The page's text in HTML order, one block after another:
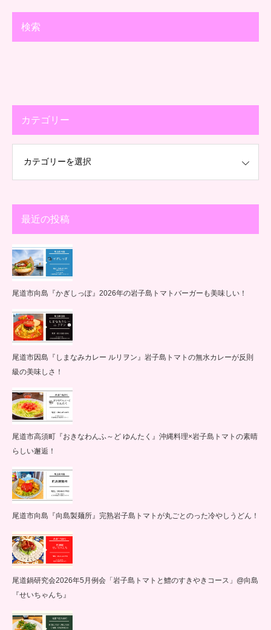
検索
カテゴリー
最近の投稿
尾道市向島『かぎしっぽ』2026年の岩子島トマトバーガーも美味しい！
尾道市因島『しまなみカレー ルリヲン』岩子島トマトの無水カレーが反則
級の美味しさ！
尾道市高須町『おきなわんふ～ど ゆんたく』沖縄料理×岩子島トマトの素晴
らしい邂逅！
尾道市向島『向島製麺所』完熟岩子島トマトが丸ごとのった冷やしうどん！
尾道鍋研究会2026年5月例会「岩子島トマトと鱧のすきやきコース」@向島
『せいちゃんち』